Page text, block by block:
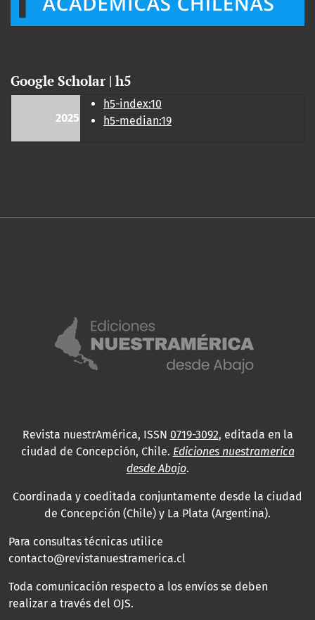
Google Scholar | h5
2025
h5-index:10
h5-median:19
Revista nuestrAmérica, ISSN 0719-3092, editada en la
ciudad de Concepción, Chile. Ediciones nuestramerica
desde Abajo.
Coordinada y coeditada conjuntamente desde la ciudad
de Concepción (Chile) y La Plata (Argentina).
Para consultas técnicas utilice
contacto@revistanuestramerica.cl
Toda comunicación respecto a los envíos se deben
realizar a través del OJS.